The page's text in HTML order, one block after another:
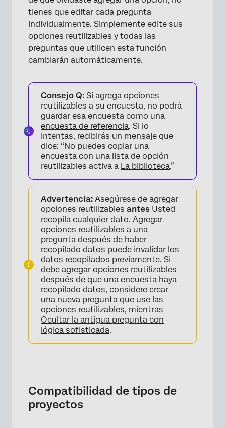
Preguntas frequentes
tienes que editar cada pregunta
individualmente. Simplemente edite sus
opciones reutilizables y todas las
preguntas que utilicen esta función
cambiarán automáticamente.
Consejo Q: Si agrega opciones
reutilizables a su encuesta, no podrá
guardar esa encuesta como una
encuesta de referencia. Si lo
intentas, recibirás un mensaje que
dice: “No puedes copiar una
encuesta con una lista de opción
reutilizables activa a La biblioteca.”
Advertencia: Asegúrese de agregar
opciones reutilizables antes Usted
recopila cualquier dato. Agregar
opciones reutilizables a una
pregunta después de haber
recopilado datos puede invalidar los
datos recopilados previamente. Si
debe agregar opciones reutilizables
después de que una encuesta haya
recopilado datos, considere crear
una nueva pregunta que use las
opciones reutilizables, mientras
Ocultar la antigua pregunta con
lógica sofisticada.
Compatibilidad de tipos de
proyectos